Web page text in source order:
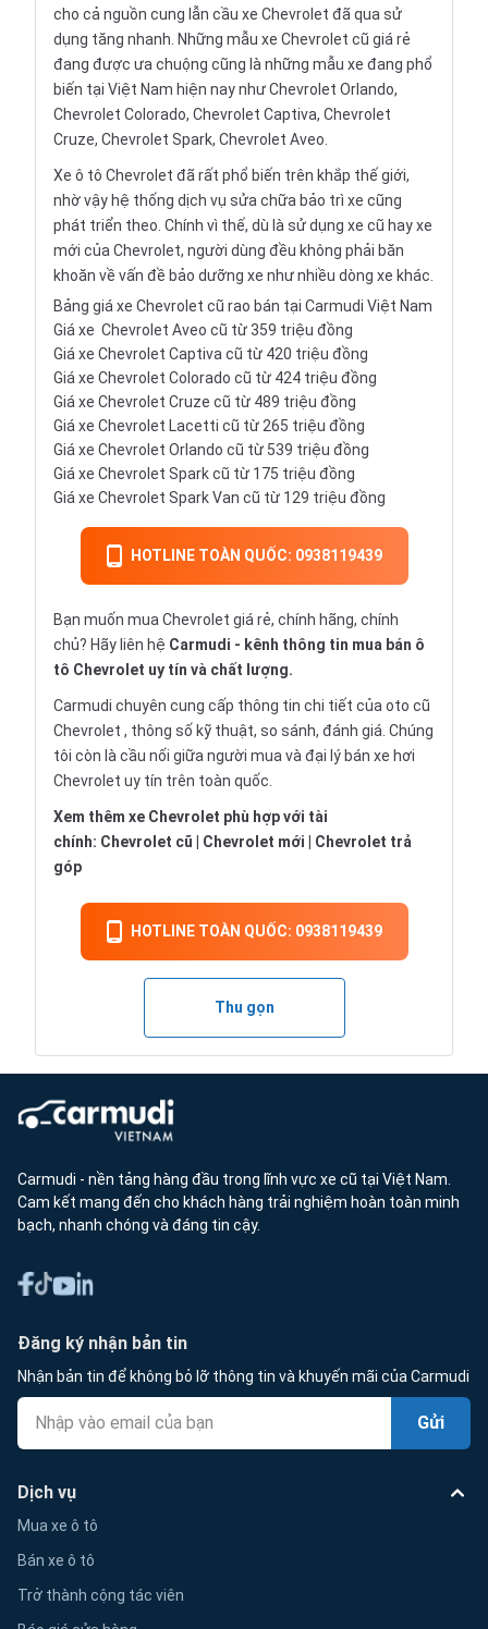
cho cả nguồn cung lẫn cầu xe Chevrolet đã qua sử
dụng tăng nhanh. Những mẫu xe Chevrolet cũ giá rẻ
đang được ưa chuộng cũng là những mẫu xe đang phổ
biến tại Việt Nam hiện nay như Chevrolet Orlando,
Chevrolet Colorado, Chevrolet Captiva, Chevrolet
Cruze, Chevrolet Spark, Chevrolet Aveo.
Xe ô tô Chevrolet đã rất phổ biến trên khắp thế giới,
nhờ vậy hệ thống dịch vụ sửa chữa bảo trì xe cũng
phát triển theo. Chính vì thế, dù là sử dụng xe cũ hay xe
mới của Chevrolet, người dùng đều không phải băn
khoăn về vấn đề bảo dưỡng xe như nhiều dòng xe khác.
Bảng giá xe Chevrolet cũ rao bán tại Carmudi Việt Nam
Giá xe Chevrolet Aveo cũ từ 359 triệu đồng
Giá xe Chevrolet Captivacũ từ 420 triệu đồng
Giá xe Chevrolet Colorado cũ từ 424 triệu đồng
Giá xe Chevrolet Cruze cũ từ 489 triệu đồng
Giá xe Chevrolet Lacetti cũ từ 265 triệu đồng
Giá xe Chevrolet Orlando cũ từ 539 triệu đồng
Giá xe Chevrolet Sparkcũ từ 175 triệu đồng
Giá xe Chevrolet Spark Van cũ từ 129 triệu đồng
HOTLINE TOÀN QUỐC: 0938119439
Bạn muốn mua Chevrolet giá rẻ, chính hãng, chính
chủ? Hãy liên hệ Carmudi - kênh thông tin mua bán ô
tô Chevrolet uy tín và chất lượng.
Carmudi chuyên cung cấp thông tin chi tiết của oto cũ
Chevrolet , thông số kỹ thuật, so sánh, đánh giá. Chúng
tôi còn là cầu nối giữa người mua và đại lý bán xe hơi
Chevrolet uy tín trên toàn quốc.
Xem thêm xe Chevrolet phù hợp với tài
chính: Chevrolet cũ Chevrolet mới
Chevrolet trả
góp
HOTLINE TOÀN QUỐC: 0938119439
Thu gọn
Carmudi - nền tảng hàng đầu trong lĩnh vực xe cũ tại Việt Nam.
Cam kết mang đến cho khách hàng trải nghiệm hoàn toàn minh
bạch, nhanh chóng và đáng tin cậy.
Đăng ký nhận bản tin
Nhận bản tin để không bỏ lỡ thông tin và khuyến mãi của Carmudi
Gửi
Dịch vụ
Mua xe ô tô
Bán xe ô tô
Trở thành cộng tác viên